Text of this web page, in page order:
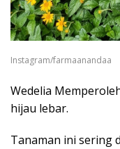
Instagram/farmaanandaa
Wedelia
hijau lebar.
Tanaman ini sering